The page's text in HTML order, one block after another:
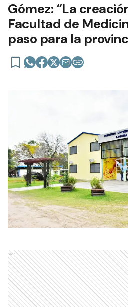
Gómez: “La
Facultad de
paso para la
Ads